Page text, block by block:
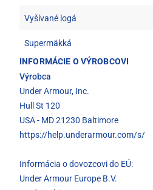
Vyšívané logá
Supermäkká
INFORMÁCIE O VÝROBCOVI
Výrobca
Under Armour, Inc.
Hull St 120
USA - MD 21230 Baltimore
https://help.underarmour.com/s/
Informácia o dovozcovi do EÚ:
Under Armour Europe B.V.